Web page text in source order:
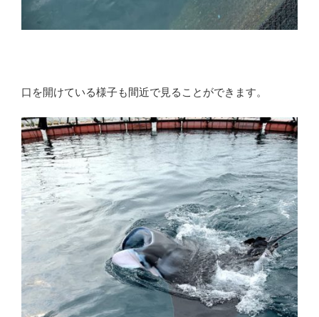
口を開けている様子も間近で見ることができます。